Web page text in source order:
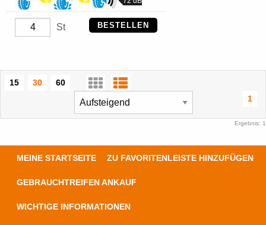
St BESTELLEN
15 30
60
1
Ergebnis: 1
MEINE STARTSEITE ZU FAVORITENLEISTE HINZUFÜGEN
GEBRAUCHTREIFEN ANKAUF
WICHTIGE INFORMATIONEN